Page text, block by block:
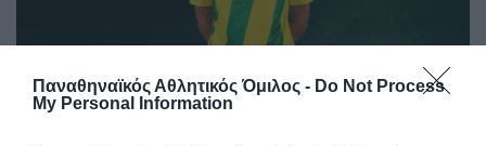
Παναθηναϊκός Αθλητικός Όμιλος - Do Not Process
My Personal Information